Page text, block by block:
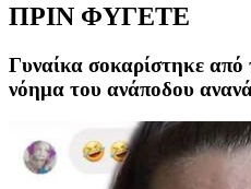
ΠΡΙΝ ΦΥΓΕΤΕ
Γυναίκα σοκαρίστηκε από
νόημα του ανάποδου